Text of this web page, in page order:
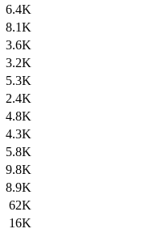
6.4K
8.1K
3.6K
3.2K
5.3K
2.4K
4.8K
4.3K
5.8K
9.8K
8.9K
62K
16K